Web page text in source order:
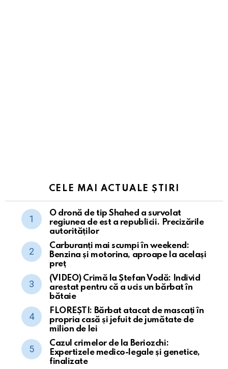
CELE MAI ACTUALE ȘTIRI
O dronă de tip Shahed a survolat
regiunea de est a republicii. Precizările
autorităților
Carburanți mai scumpi în weekend:
Benzina și motorina, aproape la același
preț
(VIDEO) Crimă la Ștefan Vodă: Individ
arestat pentru că a ucis un bărbat în
bătaie
FLOREȘTI: Bărbat atacat de mascați în
propria casă și jefuit de jumătate de
milion de lei
Cazul crimelor de la Beriozchi:
Expertizele medico-legale și genetice,
finalizate